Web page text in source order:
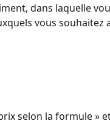
dans laquelle
vous
selon la formule »